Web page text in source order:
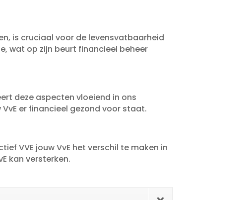
is cruciaal voor de levensvatbaarheid
wat op zijn beurt financieel beheer
deze aspecten vloeiend in ons
er financieel gezond voor staat.​
VVE jouw VvE het verschil te maken in
kan versterken.​